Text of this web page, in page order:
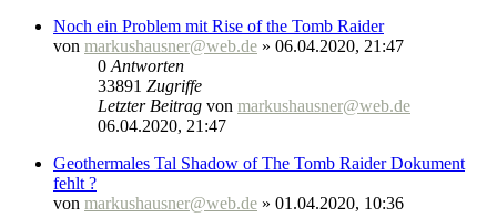
Noch ein Problem mit Rise of the Tomb Raider
von markushausner@web.de » 06.04.2020, 21:47
0 Antworten
33891 Zugriffe
Letzter Beitrag von markushausner@web.de
06.04.2020, 21:47
Geothermales Tal Shadow of The Tomb Raider Dokument
fehlt ?
von markushausner@web.de » 01.04.2020, 10:36